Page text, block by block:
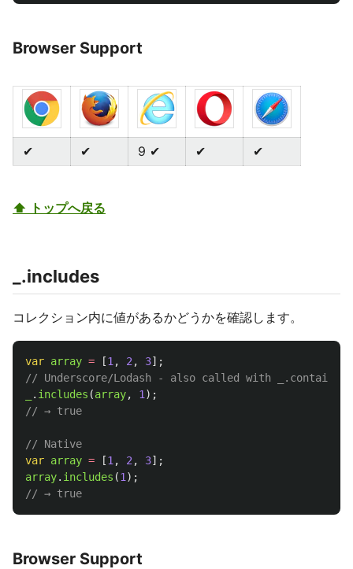
Browser Support
✔ ✔ 9 ✔ ✔ ✔
⬆ トップへ戻る
_.includes
コレクション内に値があるかどうかを確認します。
var array = [1 , 2 , 3];
// Underscore/Lodash - also called with _.contains
. includes (array, 1 );
// → true
// Native
var array = [1 , 2 , 3];
array. includes (1 );
// → true
Browser Support